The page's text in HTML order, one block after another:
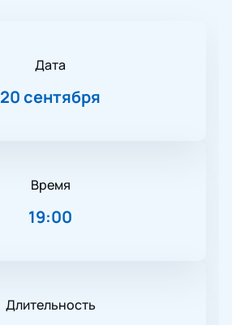
Дата
20 сентября
Время
19:00
Длительность